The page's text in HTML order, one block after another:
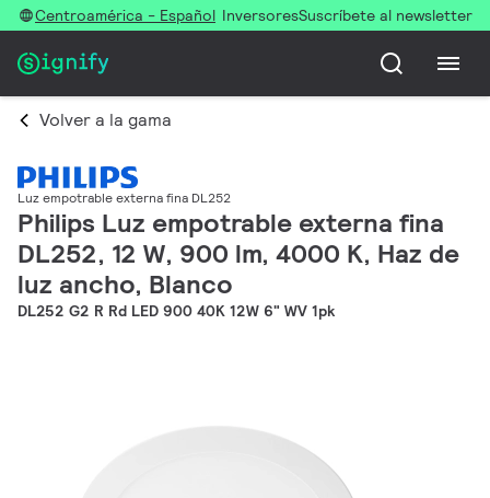
Centroamérica - Español InversoresSuscríbete al newsletter
Volver a la gama
Luz empotrable externa fina DL252
Philips Luz empotrable externa fina
DL252, 12 W, 900 lm, 4000 K, Haz de
luz ancho, Blanco
DL252 G2 R Rd LED 900 40K 12W 6" WV 1pk